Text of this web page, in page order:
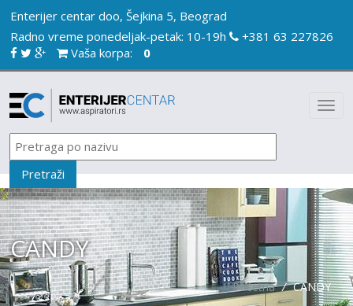
Enterijer centar doo, Šejkina 5, Beograd
Radno vreme ponedeljak-petak: 10-19h
+381 63 227826
Vaša korpa:
0
CANDY
Početna / CANDY